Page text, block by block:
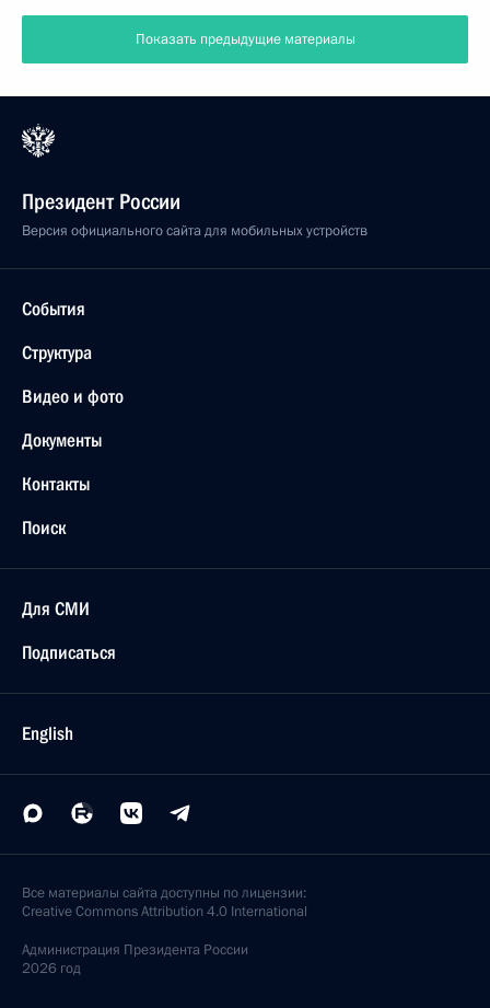
Показать предыдущие материалы
Президент России
Версия официального сайта для мобильных устройств
События
Структура
Видео и фото
Документы
Контакты
Поиск
Для СМИ
Подписаться
English
Все материалы сайта доступны по лицензии:
Creative Commons Attribution 4.0 International
Администрация Президента России
2026 год